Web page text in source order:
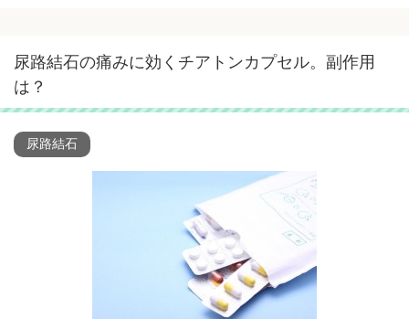
尿路結石の痛みに効くチアトンカプセル。副作用
は？
尿路結石